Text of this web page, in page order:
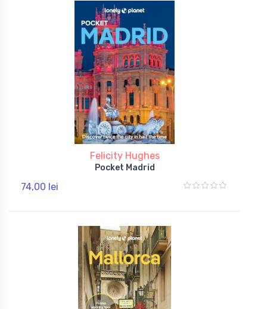
Felicity Hughes
Pocket Madrid
74,00 lei